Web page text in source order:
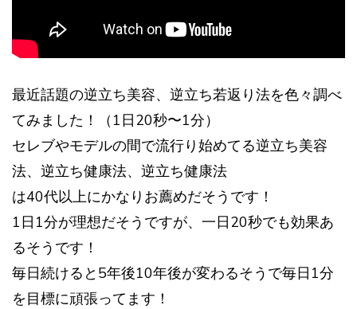
最近話題の逆立ち美容、逆立ち若返り法を色々調べ
てみました！（1日20秒〜1分）
セレブやモデルの間で流行り始めてる逆立ち美容
法、逆立ち健康法、逆立ち健康法
は40代以上にかなりお薦めだそうです！
1日1分が理想だそうですが、一日20秒でも効果あ
るそうです！
毎日続けると5年後10年後が変わるそうで毎日1分
を目標に頑張ってます！